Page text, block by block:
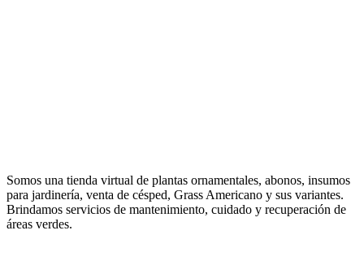
Somos una tienda virtual de plantas ornamentales, abonos, insumos
para jardinería, venta de césped, Grass Americano y sus variantes.
Brindamos servicios de mantenimiento, cuidado y recuperación de
áreas verdes.